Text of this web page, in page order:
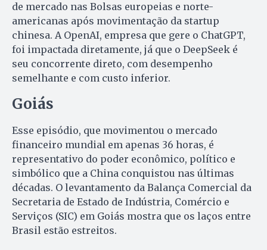
de mercado nas Bolsas europeias e norte-
americanas após movimentação da startup
chinesa. A OpenAI, empresa que gere o ChatGPT,
foi impactada diretamente, já que o DeepSeek é
seu concorrente direto, com desempenho
semelhante e com custo inferior.
Goiás
Esse episódio, que movimentou o mercado
financeiro mundial em apenas 36 horas, é
representativo do poder econômico, político e
simbólico que a China conquistou nas últimas
décadas. O levantamento da Balança Comercial da
Secretaria de Estado de Indústria, Comércio e
Serviços (SIC) em Goiás mostra que os laços entre
Brasil estão estreitos.